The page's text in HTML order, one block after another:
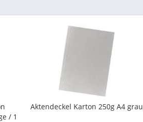
/ 1
Aktendeckel Karton 250g A4 grau